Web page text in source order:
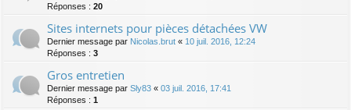
Réponses : 20
Sites internets pour pièces détachées VW
Dernier message par Nicolas.brut « 10 juil. 2016, 12:24
Réponses : 3
Gros entretien
Dernier message par Sly83 « 03 juil. 2016, 17:41
Réponses : 1